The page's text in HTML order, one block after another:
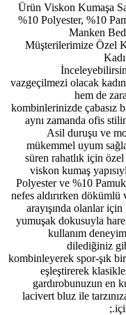
Ürün Viskon Kumaşa
%10 Polyester, %10
Manken
Müşterilerimize Özel
vazgeçilmezi olacak
hem de
kombinlerinizde çabasız
aynı zamanda ofis
Asil duruşu ve
mükemmel uyum
süren rahatlık için
viskon kumaş
Polyester ve %10
nefes aldırırken
arayışında olanlar
yumuşak dokusuyla
kullanım
dilediğiniz
kombinleyerek spor-şık
eşleştirerek
gardırobunuzun en
lacivert bluz ile